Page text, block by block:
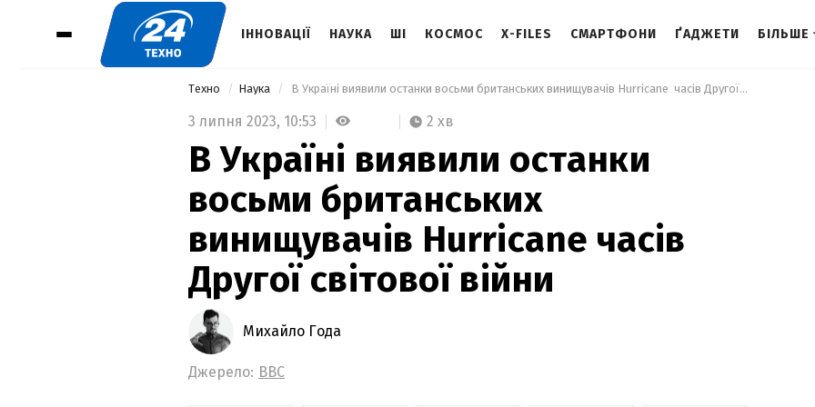
ІННОВАЦІЇ НАУКА ШІ КОСМОС X-FILES СМАРТФОНИ ҐАДЖЕТИ БІЛЬШЕ
Техно Наука В Україні виявили останки восьми британських винищувачів Hurricane  часів Другої світової війни
3 липня 2023, 10:53 2 хв
В Україні виявили останки
восьми британських
винищувачів Hurricane часів
Другої світової війни
Михайло Года
Джерело: BBC